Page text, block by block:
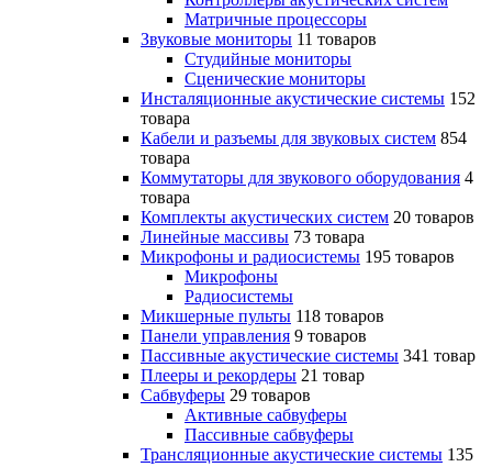
Матричные процессоры
Звуковые мониторы 11 товаров
Студийные мониторы
Сценические мониторы
Инсталяционные акустические системы 152
товара
Кабели и разъемы для звуковых систем 854
товара
Коммутаторы для звукового оборудования 4
товара
Комплекты акустических систем 20 товаров
Линейные массивы 73 товара
Микрофоны и радиосистемы 195 товаров
Микрофоны
Радиосистемы
Микшерные пульты 118 товаров
Панели управления 9 товаров
Пассивные акустические системы 341 товар
Плееры и рекордеры 21 товар
Сабвуферы 29 товаров
Активные сабвуферы
Пассивные сабвуферы
Трансляционные акустические системы 135